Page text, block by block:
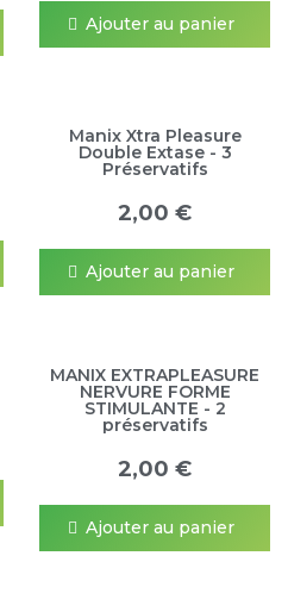
Ajouter au panier
Manix Xtra Pleasure
Double Extase - 3
Préservatifs
2,00 €
Ajouter au panier
MANIX EXTRAPLEASURE
NERVURE FORME
STIMULANTE - 2
préservatifs
2,00 €
Ajouter au panier